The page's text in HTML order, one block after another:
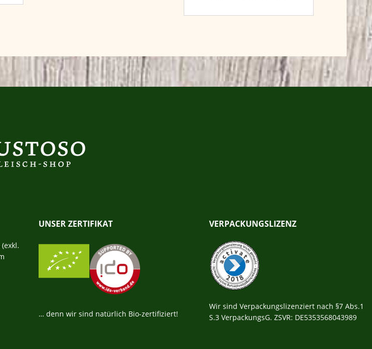
Jetzt kaufen
UNSER ZERTIFIKAT
… denn wir sind natürlich Bio-zertifiziert!
VERPACKUNGSLIZENZ
Wir sind Verpackungslizenziert nach §7 Abs.1
S.3 VerpackungsG. ZSVR: DE5353568043989